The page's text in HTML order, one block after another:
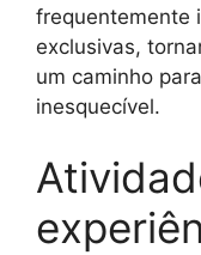
frequentemente
exclusivas,
um caminho
inesquecível.